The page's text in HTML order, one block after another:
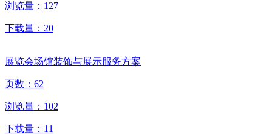
浏览量： 127
下载量： 20
展览会场馆装饰与展示服务方案
页数： 62
浏览量： 102
下载量： 11